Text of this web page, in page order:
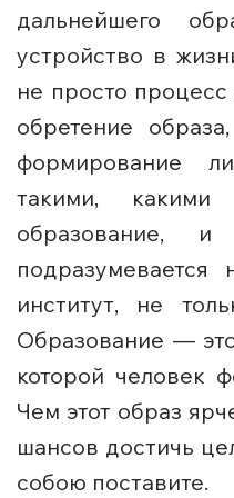
дальнейшего
устройство в
не просто процесс
обретение
формирование
такими,
образование,
институт, не
Образование —
которой человек
Чем этот образ
шансов достичь
собою поставите.